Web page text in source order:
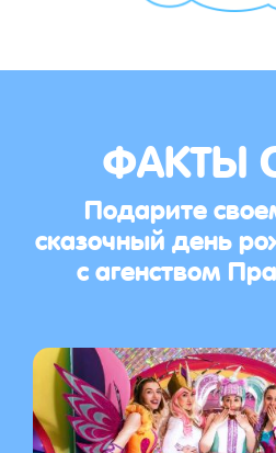
ФАКТЫ
Подарите
сказочный день
с агенством